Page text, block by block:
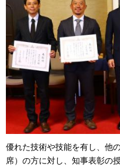
優れた技術や技能を有し、他
席）の方に対し、知事表彰の